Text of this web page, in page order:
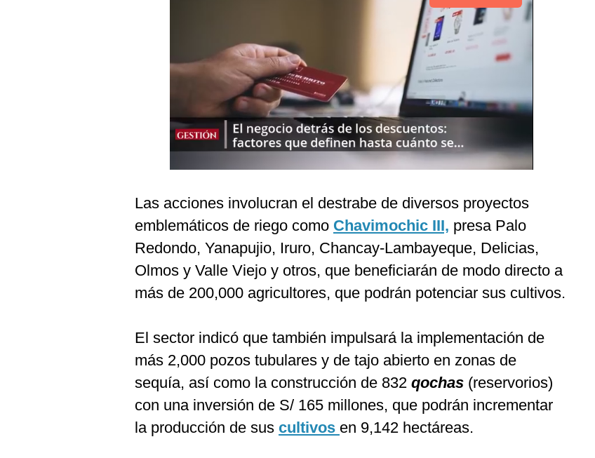
Las acciones involucran el destrabe de diversos proyectos
emblemáticos de riego como Chavimochic III, presa Palo
Redondo, Yanapujio, Iruro, Chancay-Lambayeque, Delicias,
Olmos y Valle Viejo y otros, que beneficiarán de modo directo a
más de 200,000 agricultores, que podrán potenciar sus cultivos.
El sector indicó que también impulsará la implementación de
más 2,000 pozos tubulares y de tajo abierto en zonas de
sequía, así como la construcción de 832 qochas (reservorios)
con una inversión de S/ 165 millones, que podrán incrementar
la producción de sus cultivos en 9,142 hectáreas.